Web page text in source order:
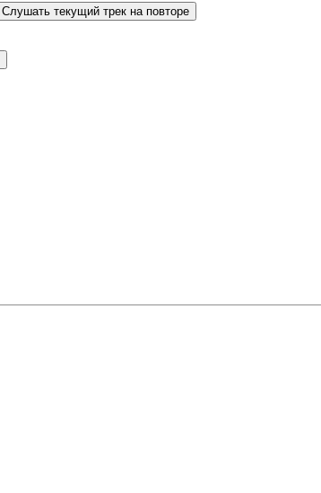
Слушать текущий трек на повторе